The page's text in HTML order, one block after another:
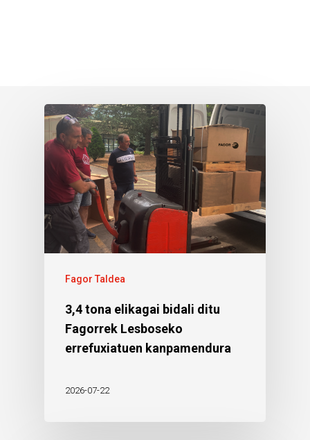
Fagor Taldea
3,4 tona elikagai bidali ditu
Fagorrek Lesboseko
errefuxiatuen kanpamendura
2026-07-22